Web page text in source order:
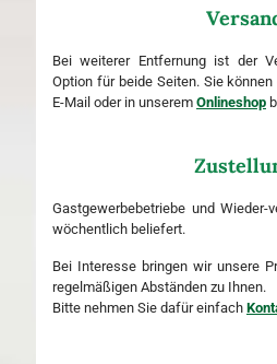
Bei weiterer Entfernung ist der
Option für beide Seiten. Sie
E-Mail oder in unserem Onlineshop
Gastgewerbebetriebe und
wöchentlich beliefert.
Bei Interesse bringen wir unsere
regelmäßigen Abständen zu Ihnen.
Bitte nehmen Sie dafür einfach